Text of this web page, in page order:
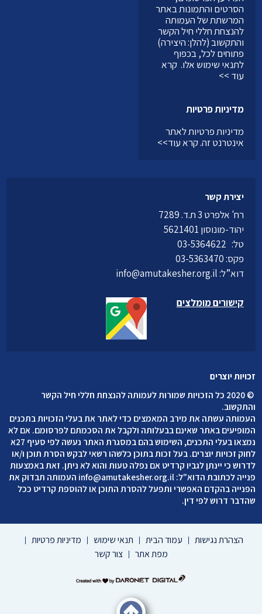
הסרטים והתמונות באתר
המרשתת של העמותה
להנצחת חללי חיל הקשר
והתקשוב (להלן: היצירה)
פתוחים לכל, בכפוף
לתנאי שימוש אלו.קרא
עוד >>
מדיניות פרטיות
מדיניות פרטיות לאתר
אינטרנט זה.קרא עוד>>
זכויות יוצרים
©
2020 כל הזכויות שמורות לעמותה להנצחת חללי חיל הקשר
והתקשוב.
העמותה עשתה את מירב המאמצים כדי לאתר את בעלי הזכויות בתכנים
המופיעים באתר שאינם בבעלותה ולקבל את הסכמתם לפרסומם. אם לא
נמצאו בעלי התכנים, השימוש בהם במסגרת האתר נעשה לפי סעיף 27א
לחוק זכויות יוצרים. בעל זכות בתוכן כלשהו רשאי לבקש הסרת תוכן ו/או
לדרוש כי יינתן לגביו קרדיט אם נפלה טעות והוא לא ניתן. זאת באמצעות
פנייה לכתובת הדוא"ל: info@amutakesher.org.il העמותה תבדוק את
הפנייה בהקדם האפשרי ותפעל להסרת התוכן או להוספת קרדיט ככל
שהדבר דרוש לפי דין.
יצירת קשר
רח' אלפרט 3 ת.ד. 7289
יהוד-מונוסון 5621401
טל:
פקס: 03-5363470
דוא”ל:info@amutakesher.org.il
קישורים מומלצים
הצהרת נגישות עמוד הבית תנאי שימוש
מדיניות פרטיות
מפת אתר
צור קשר
דרונט
-